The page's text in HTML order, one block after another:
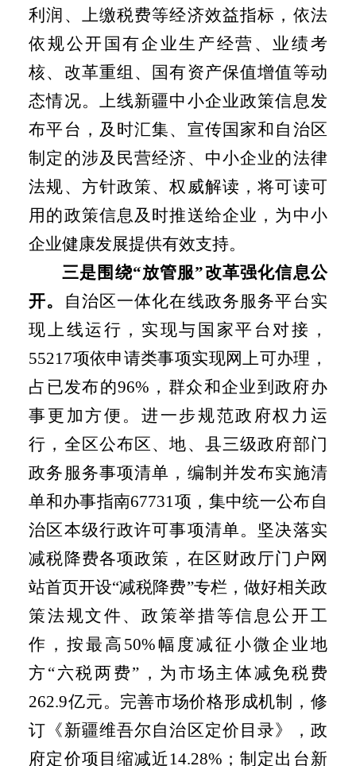
利润、上缴税费等经济效益指标，依法
依规公开国有企业生产经营、业绩考
核、改革重组、国有资产保值增值等动
态情况。上线新疆中小企业政策信息发
布平台，及时汇集、宣传国家和自治区
制定的涉及民营经济、中小企业的法律
法规、方针政策、权威解读，将可读可
用的政策信息及时推送给企业，为中小
企业健康发展提供有效支持。
三是 围绕“放管服”改革强化信息公
开。 自治区一体化在线政务服务平台实
现上线运行，实现与国家平台对接，
55217项依申请类事项实现网上可办理，
占已发布的96% ，群众和企业到政府办
事更加方便。进一步规范政府权力运
行，全区公布区、地、县三级政府部门
政务服务事项清单，编制并发布实施清
单和办事指南67731 项，集中统一公布自
治区本级行政许可事项清单。坚决落实
减税降费各项政策，在区财政厅门户网
站首页开设“减税降费”专栏，做好相关政
策法规文件、政策举措等信息公开工
作，按最高 50%幅度减征小微企业地
方“六税两费”，为市场主体减免税费
262.9亿元。完善市场价格形成机制，修
订《新疆维吾尔自治区定价目录》，政
府定价项目缩减近14.28%；制定出台新